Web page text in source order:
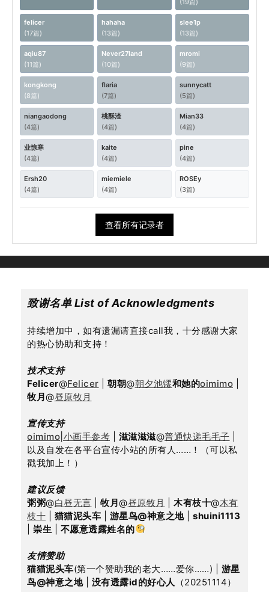
felicer
(17篇)
hahaha
(13篇)
slee1p
(13篇)
aqiu87
(11篇)
Never27land
(10篇)
mromi
(9篇)
kongkong
(8篇)
flaria
(7篇)
sunnycatt
(5篇)
niangaodong
(4篇)
桃酥渣
(4篇)
Mian33
(4篇)
业惊寒
(4篇)
kaite
(4篇)
pine
(4篇)
Ersh20
(4篇)
miemiele
(4篇)
ROSEy
(3篇)
查看所有记录者
致谢名单 List of Acknowledgments
持续增加中，如有遗漏请直接call我，十分感谢大家
的热心协助和支持！
技术支持
Felicer@Felicer 朝朝@朝夕池镠和她的oimimo
牧月@昼原牧月
宣传支持
oimimo|小画手参考
滋滋滋滋@普通快递毛毛子
以及自发在各平台宣传小站的所有人……！（可以私
戳我加上！）
建议反馈
粥粥@白昼无言 牧月@昼原牧月 木有枝十@木有
枝十
猫猫泥头车 游星鸟@神意之地 | shuini1113
崇生 不愿意透露姓名的
友情赞助
猫猫泥头车(第一个赞助我的老大……爱你……) | 游星
鸟@神意之地 | 没有透露id的好心人 （20251114）